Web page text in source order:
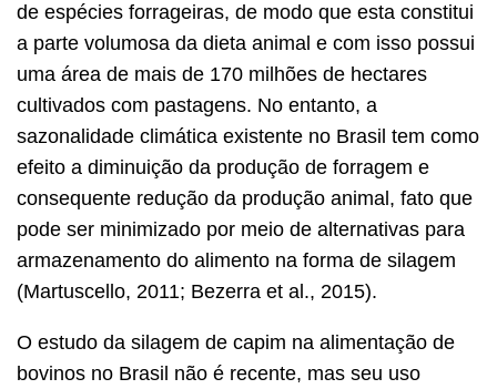
de espécies forrageiras, de modo que esta constitui
a parte volumosa da dieta animal e com isso possui
uma área de mais de 170 milhões de hectares
cultivados com pastagens. No entanto, a
sazonalidade climática existente no Brasil tem como
efeito a diminuição da produção de forragem e
consequente redução da produção animal, fato que
pode ser minimizado por meio de alternativas para
armazenamento do alimento na forma de silagem
(Martuscello, 2011; Bezerra et al., 2015).
O estudo da silagem de capim na alimentação de
bovinos no Brasil não é recente, mas seu uso